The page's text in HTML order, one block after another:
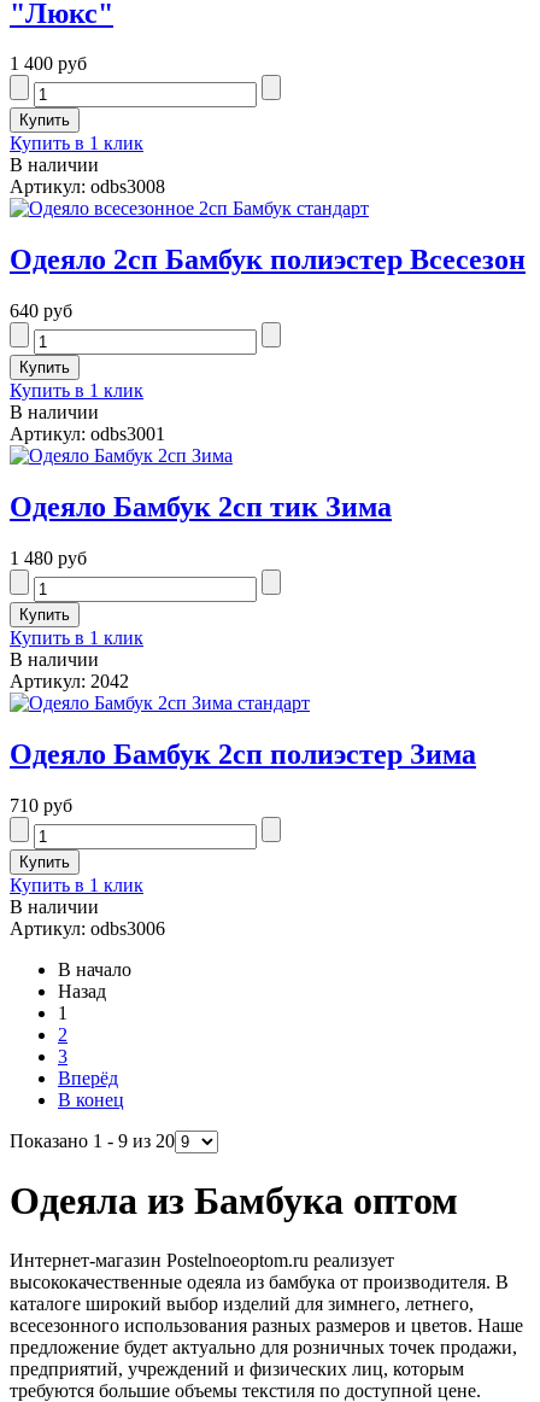
"Люкс"
1 400 руб
Купить в 1 клик
В наличии
Артикул: odbs3008
Одеяло 2сп Бамбук полиэстер Всесезон
640 руб
Купить в 1 клик
В наличии
Артикул: odbs3001
Одеяло Бамбук 2сп тик Зима
1 480 руб
Купить в 1 клик
В наличии
Артикул: 2042
Одеяло Бамбук 2сп полиэстер Зима
710 руб
Купить в 1 клик
В наличии
Артикул: odbs3006
В начало
Назад
1
2
3
Вперёд
В конец
Показано 1 - 9 из 20
Одеяла из Бамбука оптом
Интернет-магазин Postelnoeoptom.ru реализует
высококачественные одеяла из бамбука от производителя. В
каталоге широкий выбор изделий для зимнего, летнего,
всесезонного использования разных размеров и цветов. Наше
предложение будет актуально для розничных точек продажи,
предприятий, учреждений и физических лиц, которым
требуются большие объемы текстиля по доступной цене.